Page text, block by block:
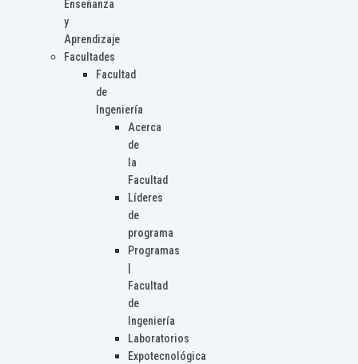
Enseñanza
y
Aprendizaje
Facultades
Facultad
de
Ingeniería
Acerca
de
la
Facultad
Líderes
de
programa
Programas
Facultad
de
Ingeniería
Laboratorios
Expotecnológica